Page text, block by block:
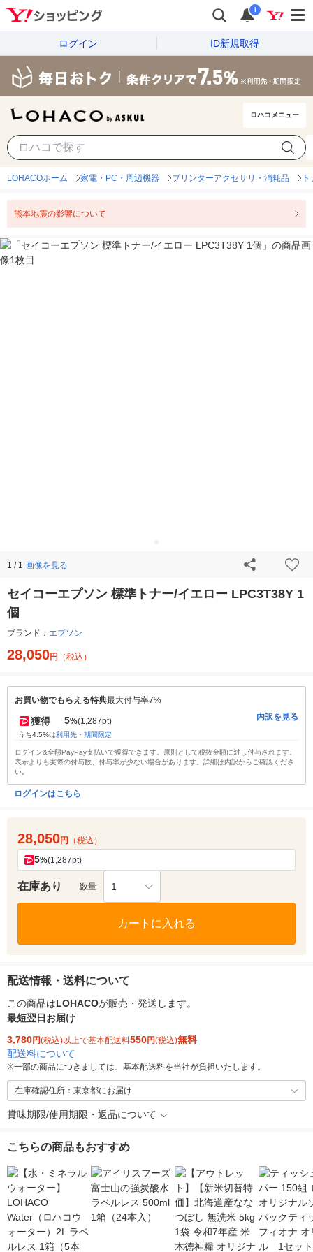
i
ログイン ID新規取得
ロハコメニュー
LOHACOホーム 家電・PC・周辺機器 プリンターアクセサリ・消耗品
熊本地震の影響について
1 / 1 画像を見る
セイコーエプソン 標準トナー/イエロー LPC3T38Y 1
個
ブランド： エプソン
28,050円 （税込）
お買い物でもらえる特典最大付与率7%
獲得 5%(1,287pt)
うち4.5%は利用先・期間限定
内訳を見る
ログイン&全額PayPay支払いで獲得できます。原則として税抜金額に対し付与されます。
表示よりも実際の付与数、付与率が少ない場合があります。詳細は内訳からご確認くださ
い。
ログインはこちら
28,050円 （税込）
5%(1,287pt)
在庫あり 数量 1
カートに入れる
配送情報・送料について
この商品はLOHACOが販売・発送します。
最短翌日お届け
3,780円(税込)以上で基本配送料550円(税込)無料
配送料について
※一部の商品につきましては、基本配送料を当社が負担いたします。
在庫確認住所：東京都にお届け
賞味期限/使用期限・返品について
こちらの商品もおすすめ